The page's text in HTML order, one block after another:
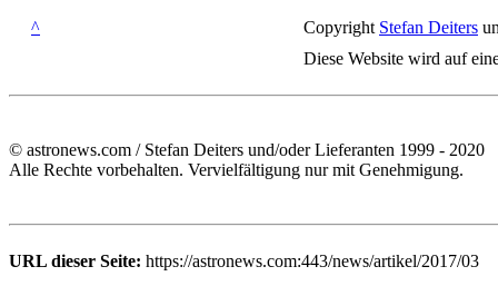
^ Copyright Stefan Deiters
Diese Website wird auf
© astronews.com / Stefan Deiters und/oder Lieferanten 1999 - 2020
Alle Rechte vorbehalten. Vervielfältigung nur mit Genehmigung.
URL dieser Seite: https://astronews.com:443/news/artikel/2017/03